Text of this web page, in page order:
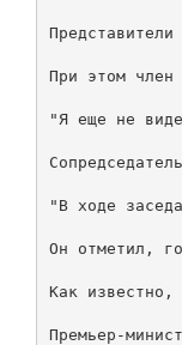
При этом член
"Я еще не
"В ходе
Он отметил,
Как известно,
Премьер-